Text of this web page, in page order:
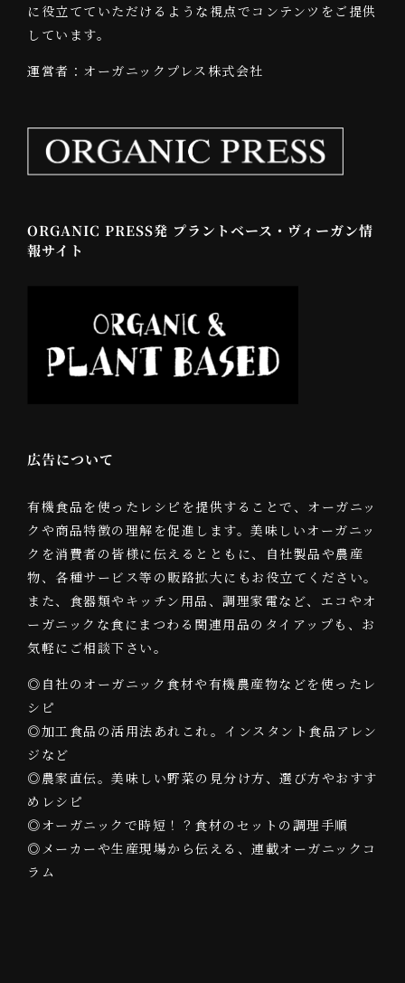
に役立てていただけるような視点でコンテンツをご提供
しています。
運営者：オーガニックプレス株式会社
ORGANIC PRESS発 プラントベース・ヴィーガン情
報サイト
広告について
有機食品を使ったレシピを提供することで、オーガニッ
クや商品特徴の理解を促進します。美味しいオーガニッ
クを消費者の皆様に伝えるとともに、自社製品や農産
物、各種サービス等の販路拡大にもお役立てください。
また、食器類やキッチン用品、調理家電など、エコやオ
ーガニックな食にまつわる関連用品のタイアップも、お
気軽にご相談下さい。
◎自社のオーガニック食材や有機農産物などを使ったレ
シピ
◎加工食品の活用法あれこれ。インスタント食品アレン
ジなど
◎農家直伝。美味しい野菜の見分け方、選び方やおすす
めレシピ
◎オーガニックで時短！？食材のセットの調理手順
◎メーカーや生産現場から伝える、連載オーガニックコ
ラム